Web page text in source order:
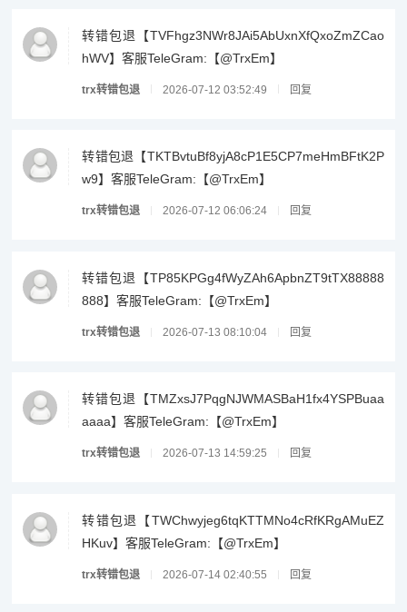
转错包退【TVFhgz3NWr8JAi5AbUxnXfQxoZmZCao
hWV】客服TeleGram:【@TrxEm】
trx转错包退 2026-07-12 03:52:49 回复
转错包退【TKTBvtuBf8yjA8cP1E5CP7meHmBFtK2P
w9】客服TeleGram:【@TrxEm】
trx转错包退 2026-07-12 06:06:24 回复
转错包退【TP85KPGg4fWyZAh6ApbnZT9tTX88888
888】客服TeleGram:【@TrxEm】
trx转错包退 2026-07-13 08:10:04 回复
转错包退【TMZxsJ7PqgNJWMASBaH1fx4YSPBuaa
aaaa】客服TeleGram:【@TrxEm】
trx转错包退 2026-07-13 14:59:25 回复
转错包退【TWChwyjeg6tqKTTMNo4cRfKRgAMuEZ
HKuv】客服TeleGram:【@TrxEm】
trx转错包退 2026-07-14 02:40:55 回复